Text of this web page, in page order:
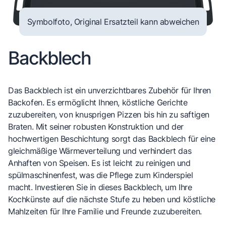
Backblech
Das Backblech ist ein unverzichtbares Zubehör für Ihren
Backofen. Es ermöglicht Ihnen, köstliche Gerichte
zuzubereiten, von knusprigen Pizzen bis hin zu saftigen
Braten. Mit seiner robusten Konstruktion und der
hochwertigen Beschichtung sorgt das Backblech für eine
gleichmäßige Wärmeverteilung und verhindert das
Anhaften von Speisen. Es ist leicht zu reinigen und
spülmaschinenfest, was die Pflege zum Kinderspiel
macht. Investieren Sie in dieses Backblech, um Ihre
Kochkünste auf die nächste Stufe zu heben und köstliche
Mahlzeiten für Ihre Familie und Freunde zuzubereiten.
Symbolfoto, Original Ersatzteil kann abweichen